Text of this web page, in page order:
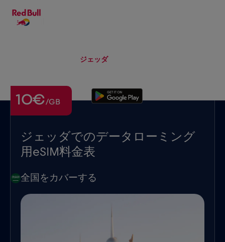
ジェッダ
ジェッダでのデータローミング
用eSIM料金表
10€/GB
全国をカバーする